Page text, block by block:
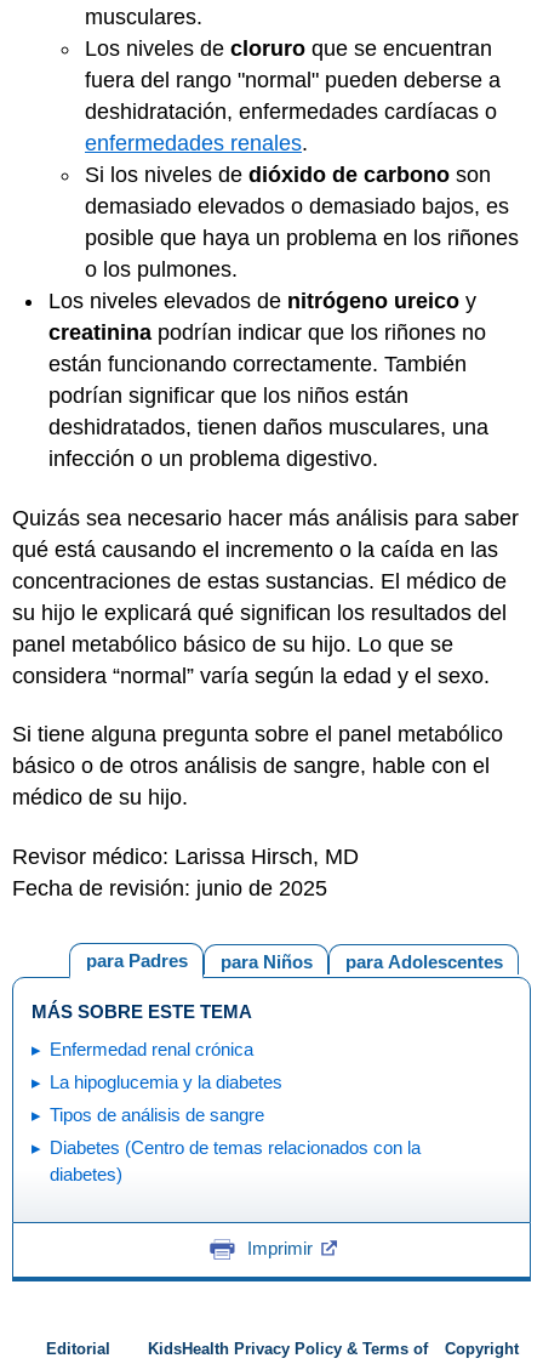
musculares.
Los niveles de cloruro que se encuentran
fuera del rango "normal" pueden deberse a
deshidratación, enfermedades cardíacas o
enfermedades renales.
Si los niveles de dióxido de carbono son
demasiado elevados o demasiado bajos, es
posible que haya un problema en los riñones
o los pulmones.
Los niveles elevados de nitrógeno ureico y
creatinina podrían indicar que los riñones no
están funcionando correctamente. También
podrían significar que los niños están
deshidratados, tienen daños musculares, una
infección o un problema digestivo.
Quizás sea necesario hacer más análisis para saber
qué está causando el incremento o la caída en las
concentraciones de estas sustancias. El médico de
su hijo le explicará qué significan los resultados del
panel metabólico básico de su hijo. Lo que se
considera “normal” varía según la edad y el sexo.
Si tiene alguna pregunta sobre el panel metabólico
básico o de otros análisis de sangre, hable con el
médico de su hijo.
Revisor médico: Larissa Hirsch, MD
Fecha de revisión: junio de 2025
para Adolescentes
para Niños
para Padres
MÁS SOBRE ESTE TEMA
Enfermedad renal crónica
La hipoglucemia y la diabetes
Tipos de análisis de sangre
Diabetes (Centro de temas relacionados con la
diabetes)
Imprimir
Editorial
KidsHealth Privacy Policy & Terms of
Copyright